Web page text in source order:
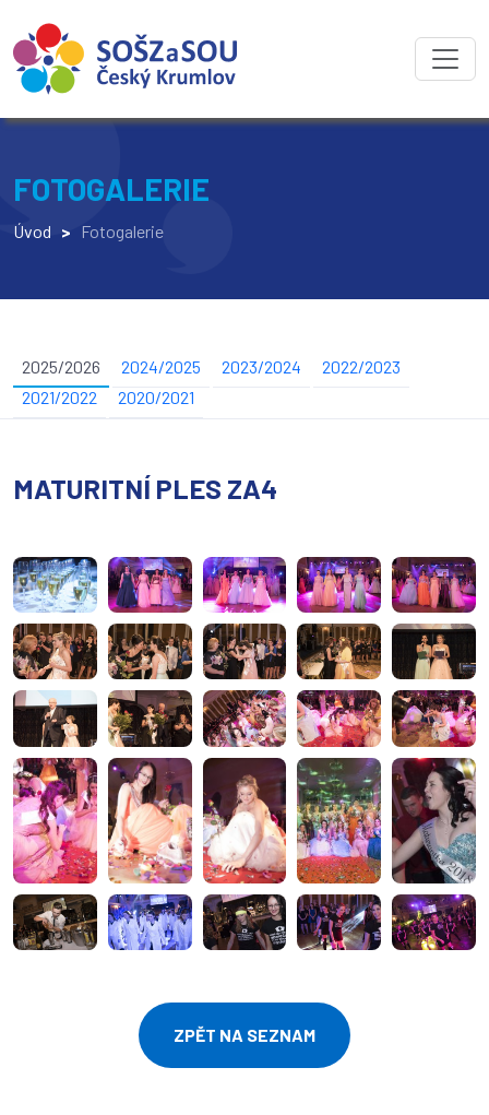
FOTOGALERIE
Úvod > Fotogalerie
2025/2026 2024/2025 2023/2024
2022/2023
2021/2022
2020/2021
MATURITNÍ PLES ZA4
ZPĚT NA SEZNAM